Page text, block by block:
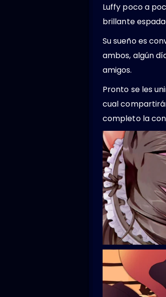
Luffy poco a
brillante
Su sueño es
ambos, algún
amigos.
Pronto se les
cual
completo la